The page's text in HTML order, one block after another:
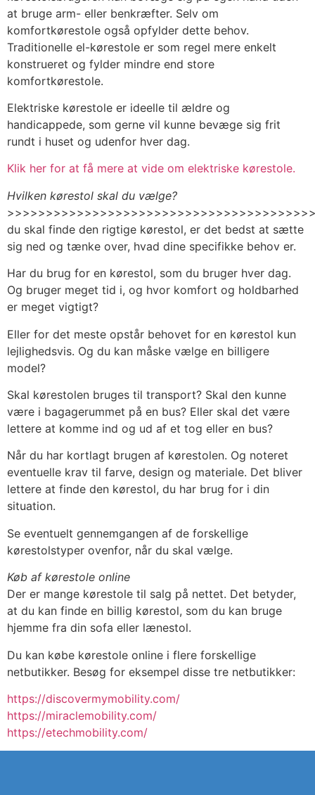
at bruge arm- eller benkræfter. Selv om
komfortkørestole også opfylder dette behov.
Traditionelle el-kørestole er som regel mere enkelt
konstrueret og fylder mindre end store
komfortkørestole.
Elektriske kørestole er ideelle til ældre og
handicappede, som gerne vil kunne bevæge sig frit
rundt i huset og udenfor hver dag.
Klik her for at få mere at vide om elektriske kørestole.
Hvilken kørestol skal du vælge?
du skal finde den rigtige kørestol, er det bedst at sætte
sig ned og tænke over, hvad dine specifikke behov er.
Har du brug for en kørestol, som du bruger hver dag.
Og bruger meget tid i, og hvor komfort og holdbarhed
er meget vigtigt?
Eller for det meste opstår behovet for en kørestol kun
lejlighedsvis. Og du kan måske vælge en billigere
model?
Skal kørestolen bruges til transport? Skal den kunne
være i bagagerummet på en bus? Eller skal det være
lettere at komme ind og ud af et tog eller en bus?
Når du har kortlagt brugen af kørestolen. Og noteret
eventuelle krav til farve, design og materiale. Det bliver
lettere at finde den kørestol, du har brug for i din
situation.
Se eventuelt gennemgangen af de forskellige
kørestolstyper ovenfor, når du skal vælge.
Køb af kørestole online
Der er mange kørestole til salg på nettet. Det betyder,
at du kan finde en billig kørestol, som du kan bruge
hjemme fra din sofa eller lænestol.
Du kan købe kørestole online i flere forskellige
netbutikker. Besøg for eksempel disse tre netbutikker:
https://discovermymobility.com/
https://miraclemobility.com/
https://etechmobility.com/